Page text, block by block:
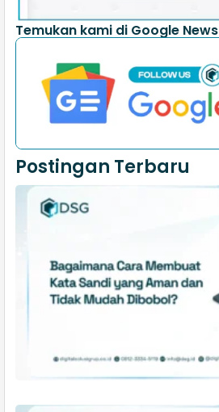
Temukan kami di Google News
Postingan Terbaru